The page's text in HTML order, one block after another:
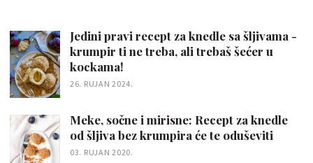
Jedini pravi recept za knedle sa šljivama -
krumpir ti ne treba, ali trebaš šećer u
kockama!
26. RUJAN 2024.
Meke, sočne i mirisne: Recept za knedle
od šljiva bez krumpira će te oduševiti
03. RUJAN 2020.